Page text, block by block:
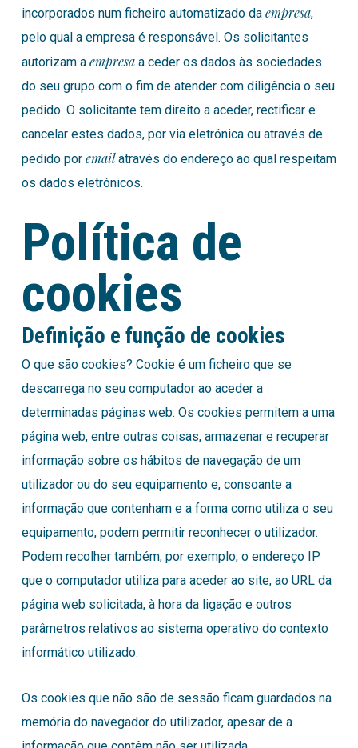
incorporados num ficheiro automatizado da empresa,
pelo qual a empresa é responsável. Os solicitantes
autorizam a empresa a ceder os dados às sociedades
do seu grupo com o fim de atender com diligência o seu
pedido. O solicitante tem direito a aceder, rectificar e
cancelar estes dados, por via eletrónica ou através de
pedido por emailatravés do endereço ao qual respeitam
os dados eletrónicos.
Política de
cookies
Definição e função de cookies
O que são cookies? Cookie é um ficheiro que se
descarrega no seu computador ao aceder a
determinadas páginas web. Os cookies permitem a uma
página web, entre outras coisas, armazenar e recuperar
informação sobre os hábitos de navegação de um
utilizador ou do seu equipamento e, consoante a
informação que contenham e a forma como utiliza o seu
equipamento, podem permitir reconhecer o utilizador.
Podem recolher também, por exemplo, o endereço IP
que o computador utiliza para aceder ao site, ao URL da
página web solicitada, à hora da ligação e outros
parâmetros relativos ao sistema operativo do contexto
informático utilizado.
Os cookies que não são de sessão ficam guardados na
memória do navegador do utilizador, apesar de a